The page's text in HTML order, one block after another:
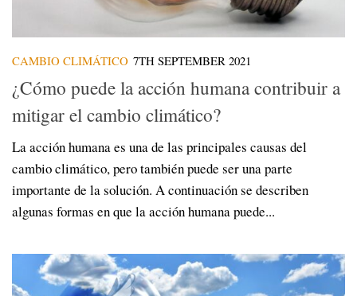
CAMBIO CLIMÁTICO 7TH SEPTEMBER 2021
¿Cómo puede la acción humana contribuir a
mitigar el cambio climático?
La acción humana es una de las principales causas del
cambio climático, pero también puede ser una parte
importante de la solución. A continuación se describen
algunas formas en que la acción humana puede...